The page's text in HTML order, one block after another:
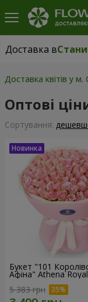
Доставка в
Доставка в
Доставка квітів у м.
Оптові
Сортування:
Букет "101
Афіна" Athena
5 383 грн